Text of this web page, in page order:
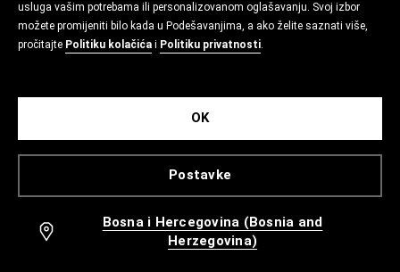
usluga vašim potrebama ili personalizovanom oglašavanju. Svoj izbor
možete promijeniti bilo kada u Podešavanjima, a ako želite saznati više,
pročitajte Politiku kolačića i Politiku privatnosti.
Postavke
OK
Bosna i Hercegovina (Bosnia and
Herzegovina)